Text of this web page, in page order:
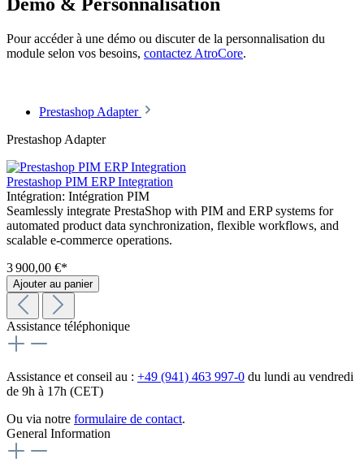
Démo & Personnalisation
Pour accéder à une démo ou discuter de la personnalisation du
module selon vos besoins, contactez AtroCore.
Prestashop Adapter
Prestashop Adapter
Prestashop PIM ERP Integration
Intégration: Intégration PIM
Seamlessly integrate PrestaShop with PIM and ERP systems for
automated product data synchronization, flexible workflows, and
scalable e-commerce operations.
3 900,00 €*
Ajouter au panier
Assistance téléphonique
Assistance et conseil au : +49 (941) 463 997-0 du lundi au vendredi
de 9h à 17h (CET)
Ou via notre formulaire de contact.
General Information